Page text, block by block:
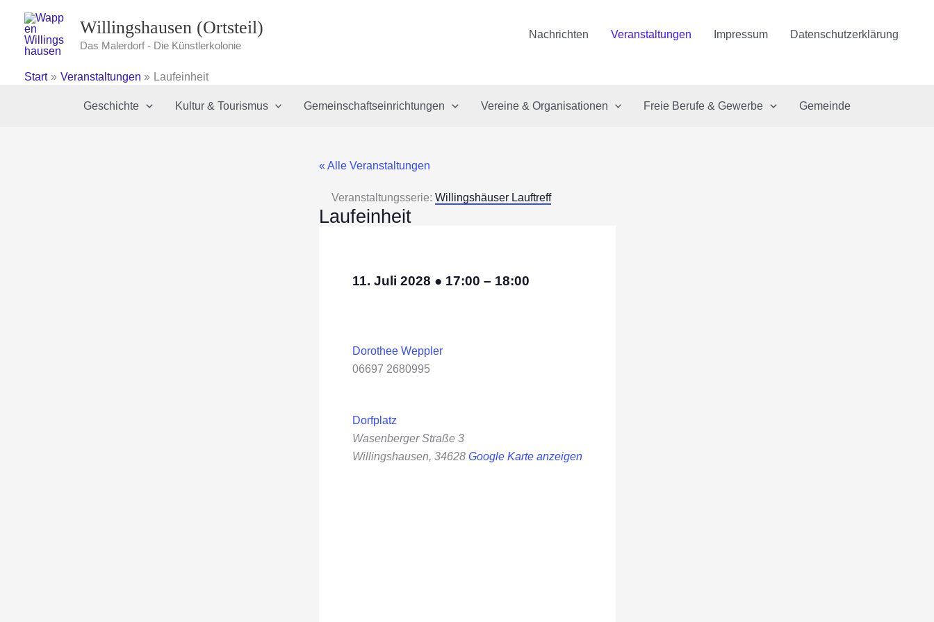
Inhalt
springen
Willingshausen (Ortsteil)
Das Malerdorf - Die Künstlerkolonie
Nachrichten Veranstaltungen Impressum Datenschutzerklärung
Start Veranstaltungen Laufeinheit
Geschichte Kultur & Tourismus Gemeinschaftseinrichtungen Vereine & Organisationen Freie Berufe & Gewerbe Gemeinde
« Alle Veranstaltungen
Veranstaltungsserie: Willingshäuser Lauftreff
Laufeinheit
11. Juli 2028 ● 17:00 – 18:00
Dorothee Weppler
06697 2680995
Dorfplatz
Wasenberger Straße 3
Willingshausen, 34628 Google Karte anzeigen